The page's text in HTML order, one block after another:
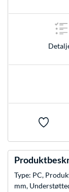
Type: PC,
mm,